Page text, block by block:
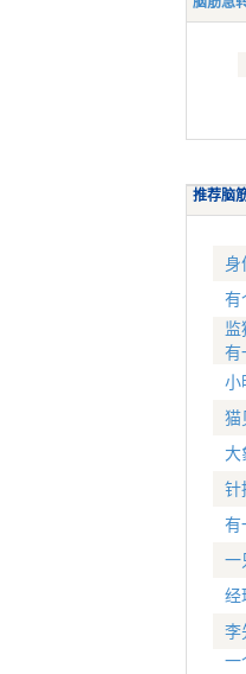
推荐脑
身
有
监
有
小
猫
大
针
有
一
经
李
一